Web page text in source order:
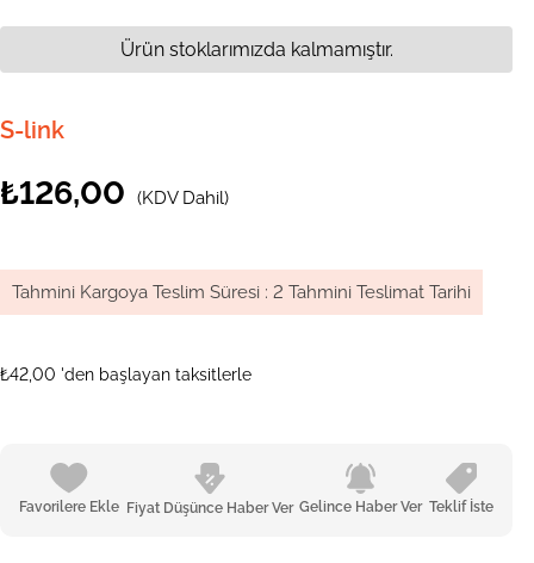
S-link
₺126,00 (KDV Dahil)
Tahmini Kargoya Teslim Süresi : 2 Tahmini Teslimat Tarihi
₺42,00 'den başlayan taksitlerle
Favorilere Ekle Fiyat Düşünce Haber Ver Gelince Haber Ver Teklif İste
Ürün stoklarımızda kalmamıştır.